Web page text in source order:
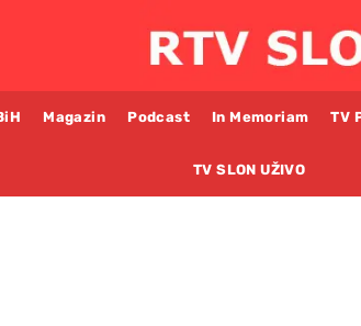
Magazin Podcast In Memoriam TV
TV SLON UŽIVO